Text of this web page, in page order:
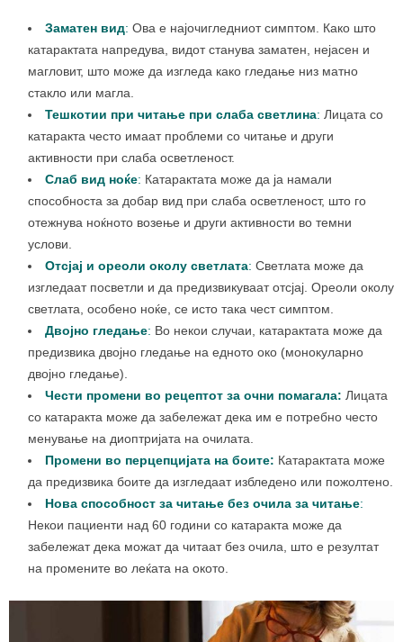
Заматен вид: Ова е најочигледниот симптом. Како што
катарактата напредува, видот станува заматен, нејасен и
магловит, што може да изгледа како гледање низ матно
стакло или магла.
Тешкотии при читање при слаба светлина: Лицата со
катаракта често имаат проблеми со читање и други
активности при слаба осветленост.
Слаб вид ноќе: Катарактата може да ја намали
способноста за добар вид при слаба осветленост, што го
отежнува ноќното возење и други активности во темни
услови.
Отсјај и ореоли околу светлата: Светлата може да
изгледаат посветли и да предизвикуваат отсјај. Ореоли околу
светлата, особено ноќе, се исто така чест симптом.
Двојно гледање: Во некои случаи, катарактата може да
предизвика двојно гледање на едното око (монокуларно
двојно гледање).
Чести промени во рецептот за очни помагала: Лицата
со катаракта може да забележат дека им е потребно често
менување на диоптријата на очилата.
Промени во перцепцијата на боите: Катарактата може
да предизвика боите да изгледаат избледено или пожолтено.
Нова способност за читање без очила за читање:
Некои пациенти над 60 години со катаракта може да
забележат дека можат да читаат без очила, што е резултат
на промените во леќата на окото.